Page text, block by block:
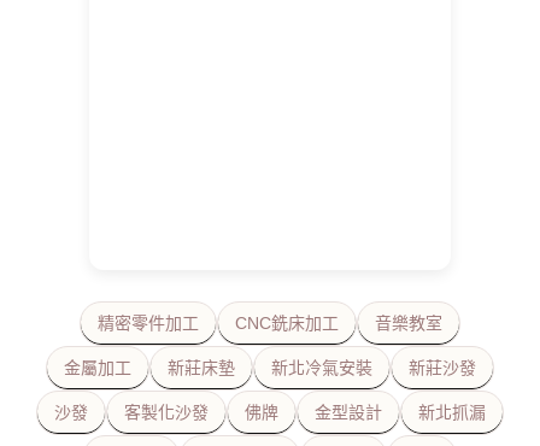
精密零件加工 CNC銑床加工 音樂教室
金屬加工 新莊床墊 新北冷氣安裝 新莊沙發
沙發 客製化沙發 佛牌 金型設計 新北抓漏